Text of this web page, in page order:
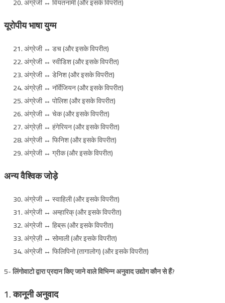
यूरोपीय भाषा युग्म
अंग्रेजी ↔ डच (और इसके विपरीत)
अंग्रेजी ↔ स्वीडिश (और इसके विपरीत)
अंग्रेजी ↔ डेनिश (और इसके विपरीत)
अंग्रेज़ी ↔ नॉर्वेजियन (और इसके विपरीत)
अंग्रेजी ↔ पोलिश (और इसके विपरीत)
अंग्रेजी ↔ चेक (और इसके विपरीत)
अंग्रेज़ी ↔ हंगेरियन (और इसके विपरीत)
अंग्रेजी ↔ फिनिश (और इसके विपरीत)
अंग्रेजी ↔ ग्रीक (और इसके विपरीत)
अन्य वैश्विक जोड़े
अंग्रेजी ↔ स्वाहिली (और इसके विपरीत)
अंग्रेजी ↔ अम्हारिक् (और इसके विपरीत)
अंग्रेजी ↔ हिब्रू (और इसके विपरीत)
अंग्रेज़ी ↔ सोमाली (और इसके विपरीत)
अंग्रेजी ↔ फिलिपिनो (तागालोग) (और इसके विपरीत)
5- लिंगोवाटो द्वारा प्रदान किए जाने वाले विभिन्न अनुवाद उद्योग कौन से हैं?
1. कानूनी अनुवाद